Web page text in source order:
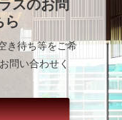
スのお問
ら
き待ち等をご希
問い合わせく